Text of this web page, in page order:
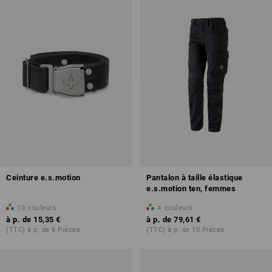
Ceinture e.s.motion
10 couleurs
à p. de 15,35 €
(TTC) à p. de 6 Pièces
Pantalon à taille élastique
e.s.motion ten, femmes
4 couleurs
à p. de 79,61 €
(TTC) à p. de 10 Pièces